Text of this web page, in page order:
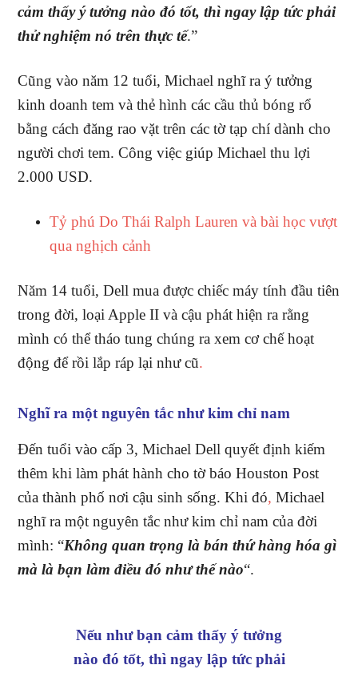
cảm thấy ý tưởng nào đó tốt, thì ngay lập tức phải
thử nghiệm nó trên thực tế.”
Cũng vào năm 12 tuổi, Michael nghĩ ra ý tưởng
kinh doanh tem và thẻ hình các cầu thủ bóng rổ
bằng cách đăng rao vặt trên các tờ tạp chí dành cho
người chơi tem. Công việc giúp Michael thu lợi
2.000 USD.
Tỷ phú Do Thái Ralph Lauren và bài học vượt
qua nghịch cảnh
Năm 14 tuổi, Dell mua được chiếc máy tính đầu tiên
trong đời, loại Apple II và cậu phát hiện ra rằng
mình có thể tháo tung chúng ra xem cơ chế hoạt
động để rồi lắp ráp lại như cũ.
Nghĩ ra một nguyên tắc như kim chỉ nam
Đến tuổi vào cấp 3, Michael Dell quyết định kiếm
thêm khi làm phát hành cho tờ báo Houston Post
của thành phố nơi cậu sinh sống. Khi đó, Michael
nghĩ ra một nguyên tắc như kim chỉ nam của đời
mình: “Không quan trọng là bán thứ hàng hóa gì
mà là bạn làm điều đó như thế nào“.
Nếu như bạn cảm thấy ý tưởng
nào đó tốt, thì ngay lập tức phải